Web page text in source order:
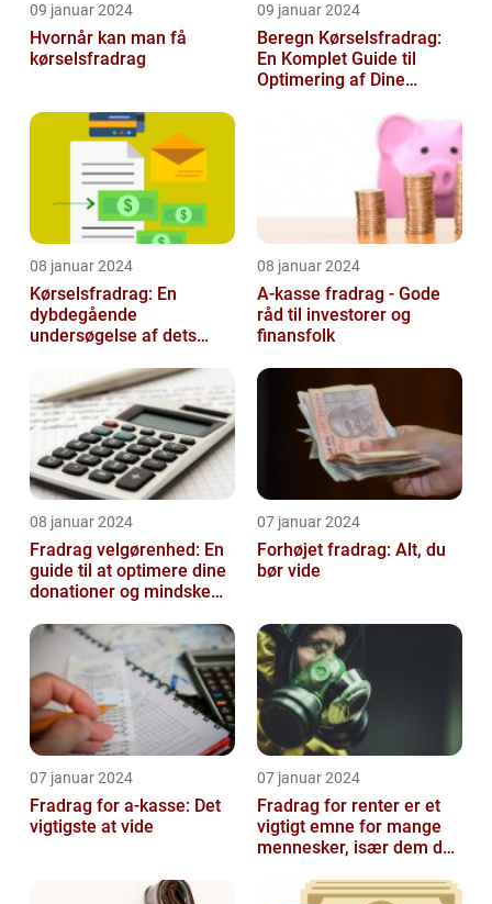
09 januar 2024
Hvornår kan man få
kørselsfradrag
09 januar 2024
Beregn Kørselsfradrag:
En Komplet Guide til
Optimering af Dine
08 januar 2024
Kørselsfradrag: En
dybdegående
undersøgelse af dets
08 januar 2024
A-kasse fradrag - Gode
råd til investorer og
finansfolk
08 januar 2024
Fradrag velgørenhed: En
guide til at optimere dine
donationer og mindske
07 januar 2024
Forhøjet fradrag: Alt, du
bør vide
07 januar 2024
Fradrag for a-kasse: Det
vigtigste at vide
07 januar 2024
Fradrag for renter er et
vigtigt emne for mange
mennesker, især dem der
finansieri...